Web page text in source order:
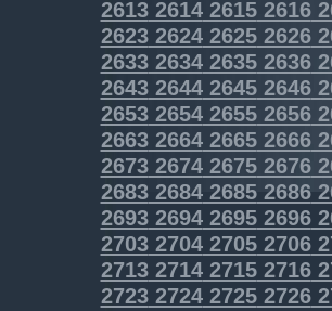
2613261426152616
2623262426252626
2633263426352636
2643264426452646
2653265426552656
2663266426652666
2673267426752676
2683268426852686
2693269426952696
2703270427052706
2713271427152716
2723272427252726